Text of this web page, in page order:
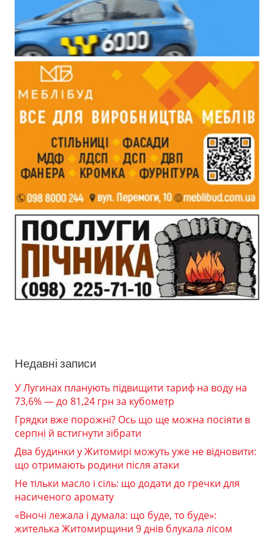
Недавні записи
У Лугинах планують підвищити тариф на воду на
73,6% — до 81,24 грн за кубометр
Грядки вже порожні? Ось що ще можна посіяти в
серпні й встигнути зібрати
Два будинки у Житомирі можуть уже не відновити:
що отримають родини після атаки
Не тільки масло і сіль: що додати до гречки для
насиченого аромату
«Вночі лежала і думала: що буде, то буде»:
жителька Житомирщини 9 днів блукала лісом